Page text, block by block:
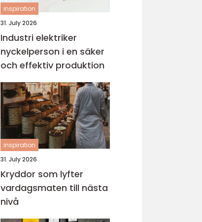
inspiration
31. July 2026
Industri elektriker
nyckelperson i en säker
och effektiv produktion
inspiration
31. July 2026
Kryddor som lyfter
vardagsmaten till nästa
nivå